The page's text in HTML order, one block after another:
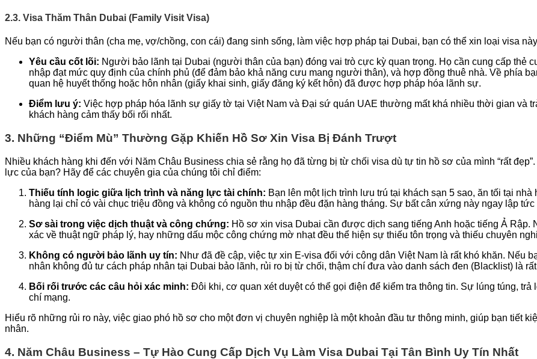
2.3. Visa Thăm Thân Dubai (Family Visit Visa)
Nếu bạn có người thân (cha mẹ, vợ/chồng, con cái) đang sinh sống, làm việc hợp pháp tại Dubai, bạn có thể xin loại visa
Yêu cầu cốt lõi: Người bảo lãnh tại Dubai (người thân của bạn) đóng vai trò cực kỳ quan trọng. Họ cần cung cấp thẻ
nhập đạt mức quy định của chính phủ (để đảm bảo khả năng cưu mang người thân), và hợp đồng thuê nhà. Về phía
quan hệ huyết thống hoặc hôn nhân (giấy khai sinh, giấy đăng ký kết hôn) đã được hợp pháp hóa lãnh sự.
Điểm lưu ý: Việc hợp pháp hóa lãnh sự giấy tờ tại Việt Nam và Đại sứ quán UAE thường mất khá nhiều thời gian và
khách hàng cảm thấy bối rối nhất.
3. Những “Điểm Mù” Thường Gặp Khiến Hồ Sơ Xin Visa Bị Đánh Trượt
Nhiều khách hàng khi đến với Năm Châu Business chia sẻ rằng họ đã từng bị từ chối visa dù tự tin hồ sơ của mình “rất
lực của bạn? Hãy để các chuyên gia của chúng tôi chỉ điểm:
Thiếu tính logic giữa lịch trình và năng lực tài chính: Bạn lên một lịch trình lưu trú tại khách sạn 5 sao, ăn tối tại
hàng lại chỉ có vài chục triệu đồng và không có nguồn thu nhập đều đặn hàng tháng. Sự bất cân xứng này ngay lập
Sơ sài trong việc dịch thuật và công chứng: Hồ sơ xin visa Dubai cần được dịch sang tiếng Anh hoặc tiếng Ả Rập.
xác về thuật ngữ pháp lý, hay những dấu mộc công chứng mờ nhạt đều thể hiện sự thiếu tôn trọng và thiếu chuyên
Không có người bảo lãnh uy tín: Như đã đề cập, việc tự xin E-visa đối với công dân Việt Nam là rất khó khăn. Nếu
nhân không đủ tư cách pháp nhân tại Dubai bảo lãnh, rủi ro bị từ chối, thậm chí đưa vào danh sách đen (Blacklist) là
Bối rối trước các câu hỏi xác minh: Đôi khi, cơ quan xét duyệt có thể gọi điện để kiểm tra thông tin. Sự lúng túng,
chí mạng.
Hiểu rõ những rủi ro này, việc giao phó hồ sơ cho một đơn vị chuyên nghiệp là một khoản đầu tư thông minh, giúp bạn tiết
nhân.
4. Năm Châu Business – Tự Hào Cung Cấp Dịch Vụ Làm Visa Dubai Tại Tân Bình Uy Tín Nhất